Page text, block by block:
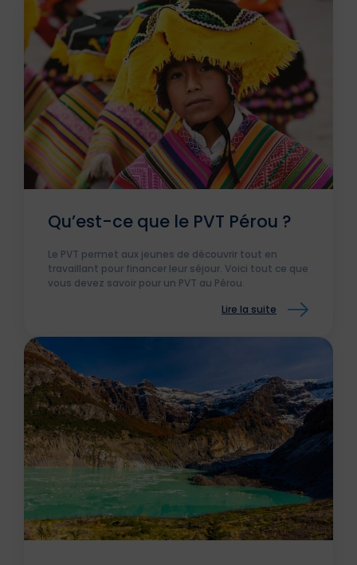
Qu’est-ce que le PVT Pérou ?
Le PVT permet aux jeunes de découvrir tout en
travaillant pour financer leur séjour. Voici tout ce que
vous devez savoir pour un PVT au Pérou.
Lire la suite